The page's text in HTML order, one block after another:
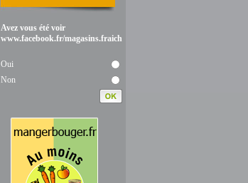
Avez vous été voir
www.facebook.fr/magasins.fraich
Oui
Non